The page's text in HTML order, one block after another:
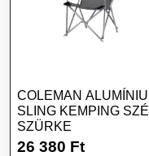
COLEMAN
SLING KEMPING
SZÜRKE
26 380 Ft